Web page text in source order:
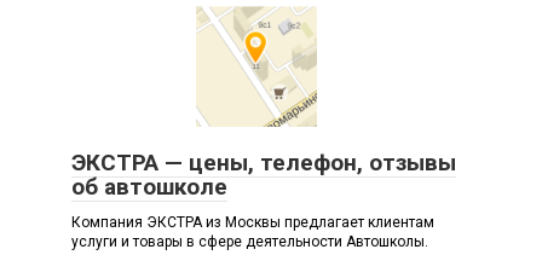
ЭКСТРА — цены, телефон, отзывы
об автошколе
Компания ЭКСТРА из Москвы предлагает клиентам
услуги и товары в сфере деятельности Автошколы.